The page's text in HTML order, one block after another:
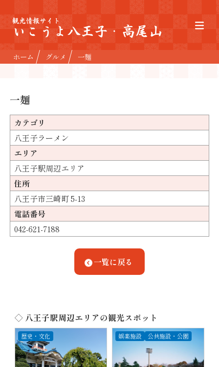
観光情報サイト
いこうよ八王子・高尾山
ホーム グルメ 一麺
一麺
カテゴリ
八王子ラーメン
エリア
八王子駅周辺エリア
住所
八王子市三崎町 5-13
電話番号
042-621-7188
一覧に戻る
◇ 八王子駅周辺エリアの観光スポット
歴史・文化 娯楽施設 公共施設・公園